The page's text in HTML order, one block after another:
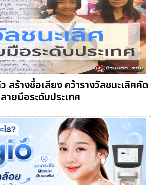
สร้างชื่อเสียง คว้ารางวัลชนะเลิศคัด
ลายมือระดับประเทศ